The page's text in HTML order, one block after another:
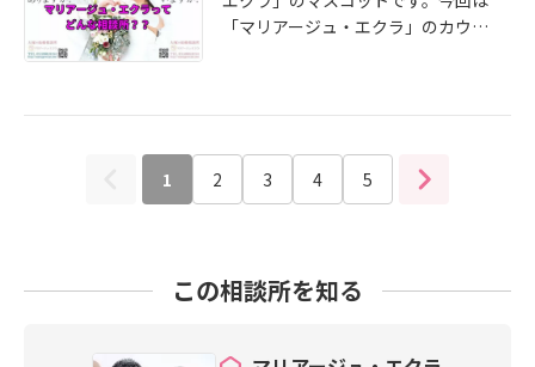
ら仕方ないと一蹴されています。
い遂げる方を探す大事な仕事です。
か？「マリアージュ・エクラ」は会
員様の気持ちに寄り添ったカウンセ
リングを心がけております。詳しく
は公式ホームページをご覧下さい！
age -eclatお気軽にお問い合わせ下
さい！待ってるわん！
「マリアージュ・エクラ」のカウン
ンセリングの内容によってはあまり
他の人に聞かれたくない事もあると
思います。ご覧のように完全な個室
務所に行くのに抵抗がある方は予約
1 2 3 4 5
この相談所を知る